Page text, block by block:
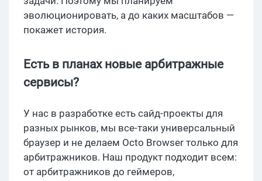
эволюционировать, а до каких масштабов —
покажет история.
Есть в планах новые арбитражные
сервисы?
У нас в разработке есть сайд-проекты для
разных рынков, мы все-таки универсальный
браузер и не делаем Octo Browser только для
арбитражников. Наш продукт подходит всем:
от арбитражников до геймеров,